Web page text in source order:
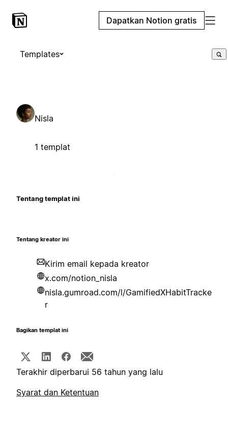
Dapatkan Notion gratis
Templates
Nisla
1 templat
Tentang templat ini
Tentang kreator ini
Kirim email kepada kreator
x.com/notion_nisla
nisla.gumroad.com/l/GamifiedXHabitTracke
r
Bagikan templat ini
Terakhir diperbarui 56 tahun yang lalu
Syarat dan Ketentuan